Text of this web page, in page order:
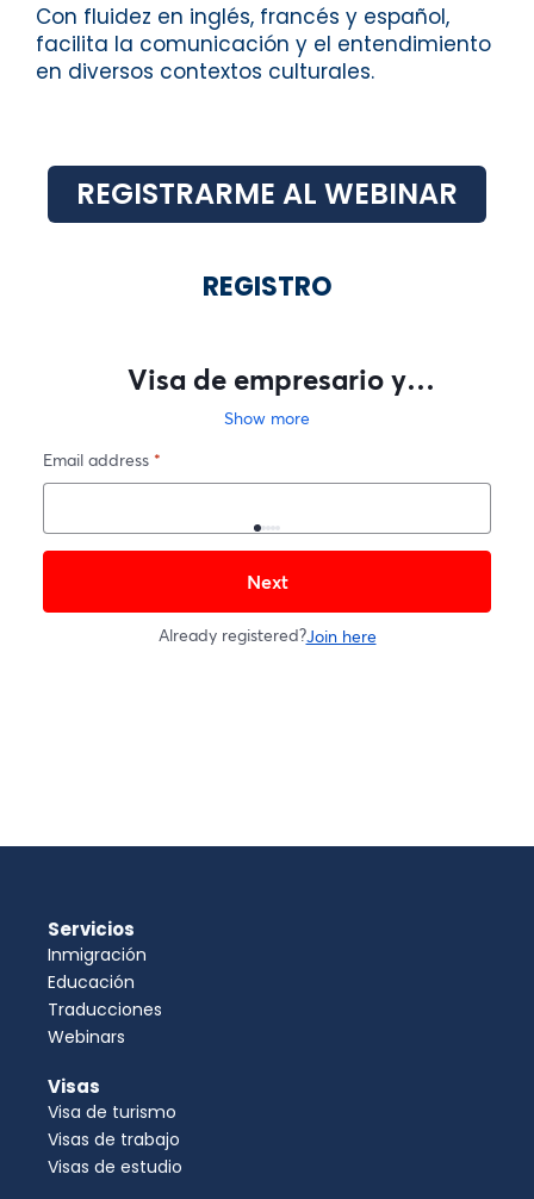
Con fluidez en inglés, francés y español,
facilita la comunicación y el entendimiento
en diversos contextos culturales.
REGISTRARME AL WEBINAR
REGISTRO
Servicios
Inmigración
Educación
Traducciones
Webinars
Visas
Visa de turismo
Visas de trabajo
Visas de estudio